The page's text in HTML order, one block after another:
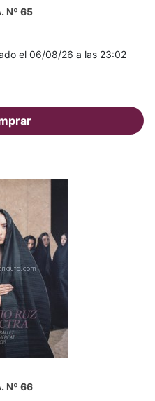
Nº 65
el 06/08/26 a las 23:02
Nº 66